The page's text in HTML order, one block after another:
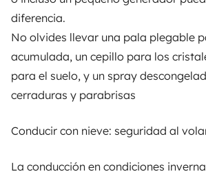
diferencia.
No olvides llevar una pala plegable
acumulada, un cepillo para los
para el suelo, y un spray
cerraduras y parabrisas
Conducir con nieve: seguridad al
La conducción en condiciones